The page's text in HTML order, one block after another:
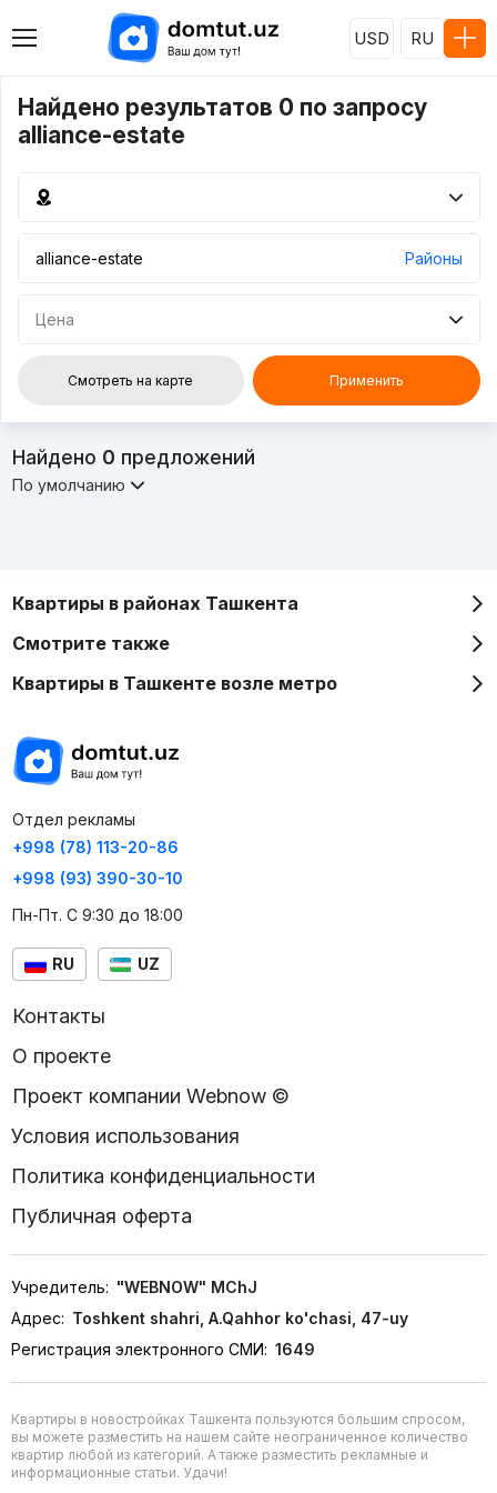
USD RU
Найдено результатов 0 по запросу
alliance-estate
Районы
Цена
Смотреть на карте Применить
Найдено 0 предложений
По умолчанию
Квартиры в районах Ташкента
Смотрите также
Квартиры в Ташкенте возле метро
Отдел рекламы
+998 (78) 113-20-86
+998 (93) 390-30-10
Пн-Пт. С 9:30 до 18:00
RU UZ
Контакты
О проекте
Проект компании Webnow ©
Условия использования
Политика конфиденциальности
Публичная оферта
Учредитель: "WEBNOW" MChJ
Адрес: Toshkent shahri, A.Qahhor ko'chasi, 47-uy
Регистрация электронного СМИ: 1649
Квартиры в новостройках Ташкента пользуются большим спросом,
вы можете разместить на нашем сайте неограниченное количество
квартир любой из категорий. А также разместить рекламные и
информационные статьи. Удачи!